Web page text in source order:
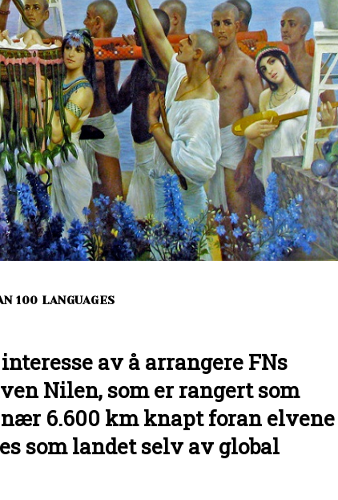
100 LANGUAGES
av å arrangere FNs
Nilen, som er rangert som
6.600 km knapt foran elvene
som landet selv av global